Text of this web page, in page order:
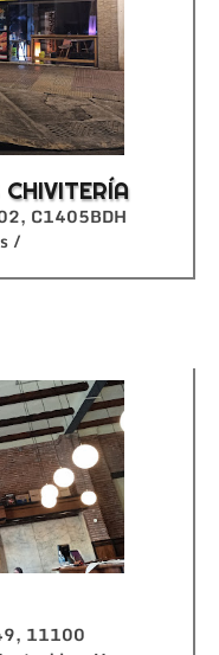
C1405BDH
/
11100